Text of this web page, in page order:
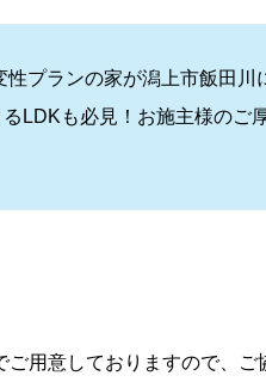
プランの家が潟上市飯田
LDKも必見！お施主様のご
用意しておりますので、ご